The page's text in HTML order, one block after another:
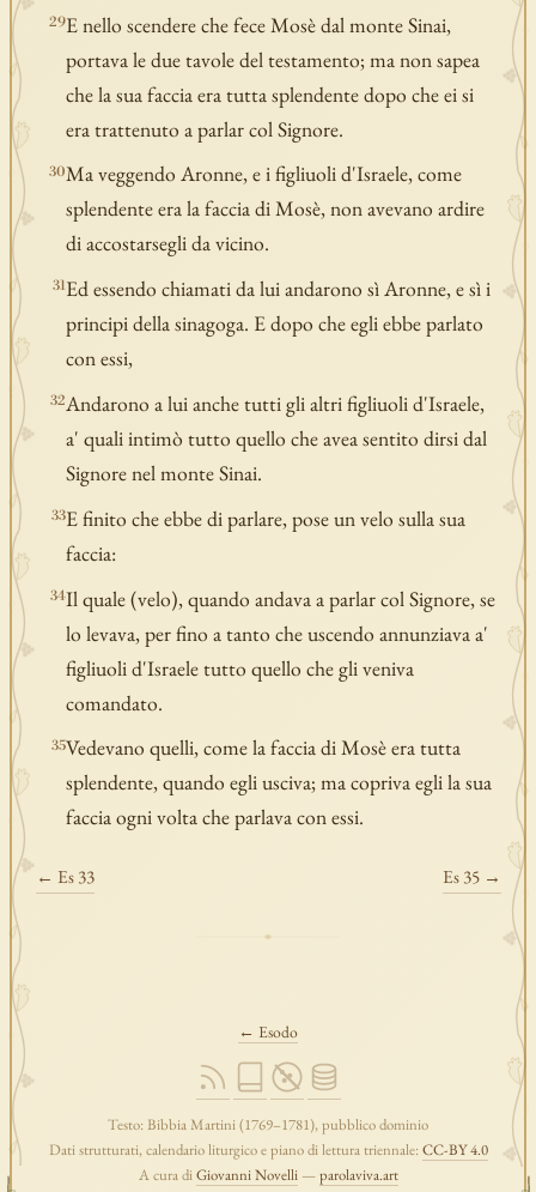
29E nello scendere che fece Mosè dal monte Sinai,
portava le due tavole del testamento; ma non sapea
che la sua faccia era tutta splendente dopo che ei si
era trattenuto a parlar col Signore.
30Ma veggendo Aronne, e i figliuoli d'Israele, come
splendente era la faccia di Mosè, non avevano ardire
di accostarsegli da vicino.
31Ed essendo chiamati da lui andarono sì Aronne, e sì i
principi della sinagoga. E dopo che egli ebbe parlato
con essi,
32Andarono a lui anche tutti gli altri figliuoli d'Israele,
a' quali intimò tutto quello che avea sentito dirsi dal
Signore nel monte Sinai.
33E finito che ebbe di parlare, pose un velo sulla sua
faccia:
34Il quale (velo), quando andava a parlar col Signore, se
lo levava, per fino a tanto che uscendo annunziava a'
figliuoli d'Israele tutto quello che gli veniva
comandato.
35Vedevano quelli, come la faccia di Mosè era tutta
splendente, quando egli usciva; ma copriva egli la sua
faccia ogni volta che parlava con essi.
← Es 33 Es 35 →
← Esodo
Testo: Bibbia Martini (1769–1781), pubblico dominio
Dati strutturati, calendario liturgico e piano di lettura triennale: CC-BY 4.0
A cura diGiovanni Novelli—parolaviva.art